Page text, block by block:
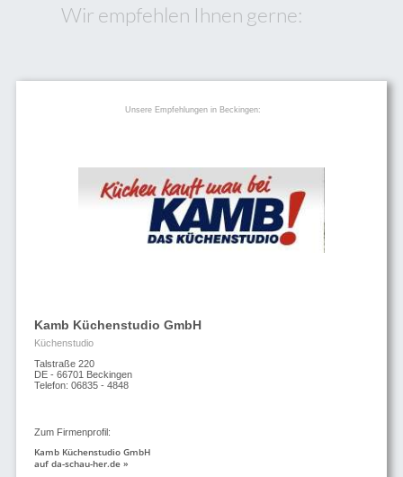
Wir empfehlen Ihnen gerne:
Unsere Empfehlungen in Beckingen:
Kamb Küchenstudio GmbH
Küchenstudio
Talstraße 220
DE - 66701 Beckingen
Telefon: 06835 - 4848
Zum Firmenprofil:
Kamb Küchenstudio GmbH
auf da-schau-her.de »